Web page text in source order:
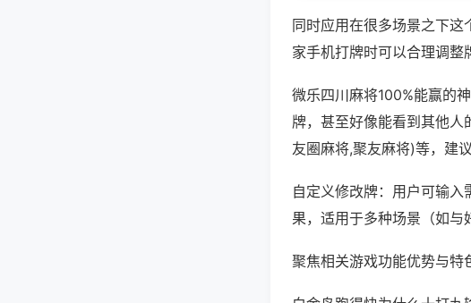
同时应用在很多场景之下
家手机打牌时可以合理调整
微乐四川麻将100%能赢的
牌，甚至好像能看到其他
友圈麻将,聚友麻将)等，建
自定义修改牌：用户可输入
果，适用于多种场景（如与
聚焦相关游戏功能优势与特